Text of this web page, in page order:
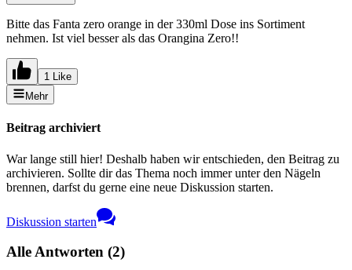
Bitte das Fanta zero orange in der 330ml Dose ins Sortiment
nehmen. Ist viel besser als das Orangina Zero!!
1 Like
Mehr
Beitrag archiviert
War lange still hier! Deshalb haben wir entschieden, den Beitrag zu
archivieren. Sollte dir das Thema noch immer unter den Nägeln
brennen, darfst du gerne eine neue Diskussion starten.
Diskussion starten
Alle Antworten (2)